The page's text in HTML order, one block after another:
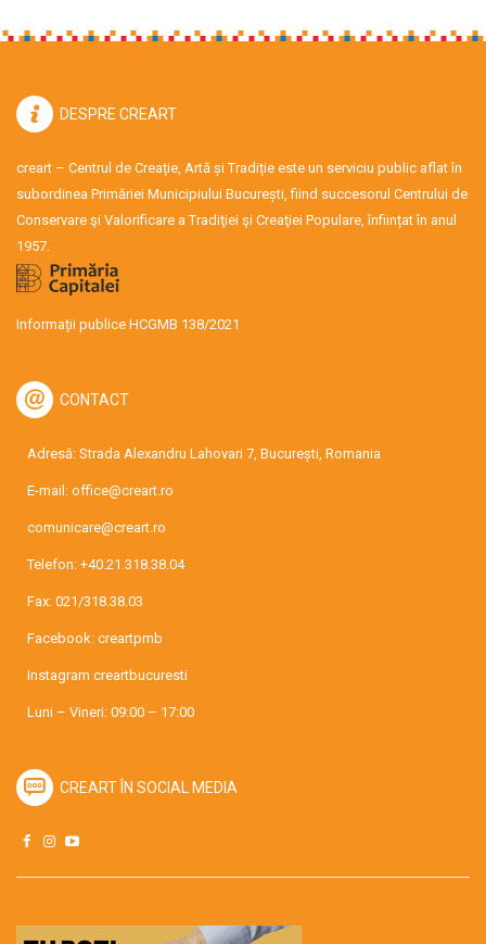
DESPRE CREART
creart – Centrul de Creație, Artă și Tradiție este un serviciu public aflat în
subordinea Primăriei Municipiului București, fiind succesorul Centrului de
Conservare şi Valorificare a Tradiţiei şi Creaţiei Populare, înființat în anul
1957.
Informații publice HCGMB 138/2021
CONTACT
Adresă: Strada Alexandru Lahovari 7, București, Romania
E-mail: office@creart.ro
comunicare@creart.ro
Telefon: +40.21.318.38.04
Fax: 021/318.38.03
Facebook: creartpmb
Instagram creartbucuresti
Luni – Vineri: 09:00 – 17:00
CREART ÎN SOCIAL MEDIA